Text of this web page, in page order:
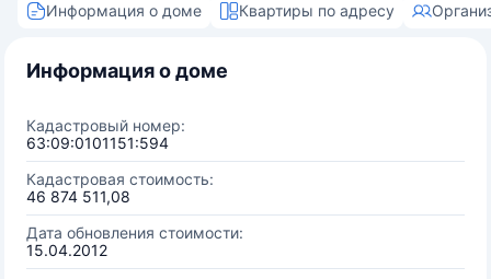
Информация о доме Квартиры по адресу
Информация о доме
Кадастровый номер:
63:09:0101151:594
Кадастровая стоимость:
46 874 511,08
Дата обновления стоимости:
15.04.2012